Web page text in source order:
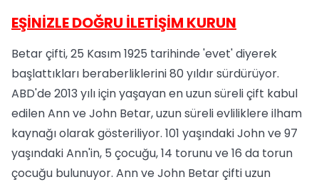
EŞİNİZLE DOĞRU İLETİŞİM KURUN
Betar çifti, 25 Kasım 1925 tarihinde 'evet' diyerek
başlattıkları beraberliklerini 80 yıldır sürdürüyor.
ABD'de 2013 yılı için yaşayan en uzun süreli çift kabul
edilen Ann ve John Betar, uzun süreli evliliklere ilham
kaynağı olarak gösteriliyor. 101 yaşındaki John ve 97
yaşındaki Ann'in, 5 çocuğu, 14 torunu ve 16 da torun
çocuğu bulunuyor. Ann ve John Betar çifti uzun